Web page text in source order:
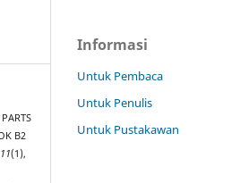
B2
11(1),
Informasi
Untuk Pembaca
Untuk Penulis
Untuk Pustakawan